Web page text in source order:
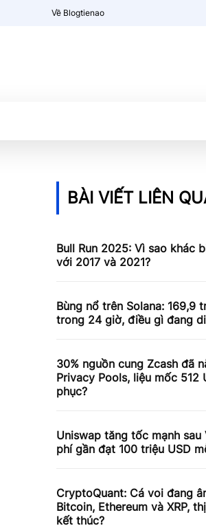
Về Blogtienao
BÀI VIẾT LIÊN
Bull Run 2025: Vì sao khác
với 2017 và 2021?
Bùng nổ trên Solana: 169,9
trong 24 giờ, điều gì đang
30% nguồn cung Zcash đã
Privacy Pools, liệu mốc 512
phục?
Uniswap tăng tốc mạnh sau
phí gần đạt 100 triệu USD
CryptoQuant: Cá voi đang
Bitcoin, Ethereum và XRP,
kết thúc?